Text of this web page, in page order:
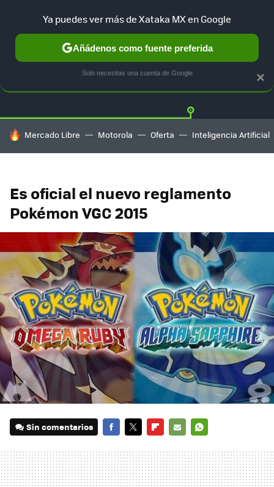
Twitter
HOY SE HABLA DE
Mercado Libre Motorola Oferta Inteligencia Artificial
Es oficial el nuevo reglamento
Pokémon VGC 2015
Sin comentarios
MAIL
×
Ya puedes ver más de Xataka MX en Google
Añádenos como fuente preferida
Solo necesitas una cuenta de Google